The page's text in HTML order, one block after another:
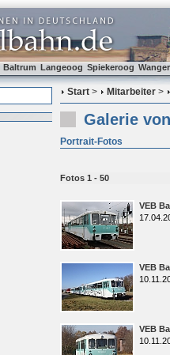
Baltrum Langeoog Spiekeroog
Start > Mitarbeiter >
Galerie
Portrait-Fotos
Fotos 1 - 50
VEB
VEB
VEB